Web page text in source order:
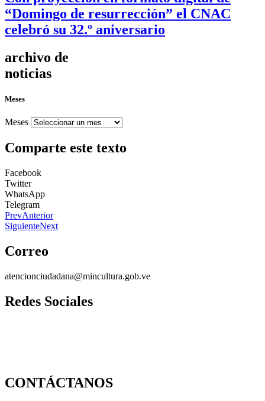
“Domingo de resurrección” el CNAC
celebró su 32.º aniversario
archivo de
noticias
Meses
Meses
Comparte este texto
Facebook
Twitter
WhatsApp
Telegram
PrevAnterior
SiguienteNext
Correo
atencionciudadana@mincultura.gob.ve
Redes Sociales
CONTÁCTANOS